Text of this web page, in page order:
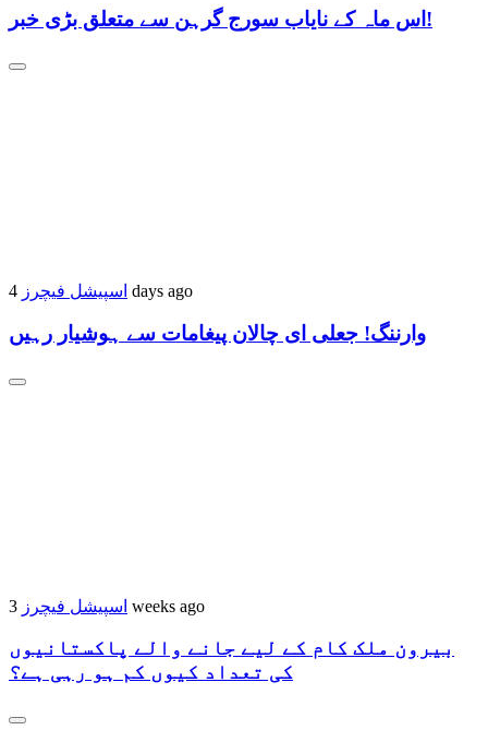
اس ماہ کے نایاب سورج گرہن سے متعلق بڑی خبر!
اسپیشل فیچرز 4 days ago
وارننگ! جعلی ای چالان پیغامات سے ہوشیار رہیں
اسپیشل فیچرز 3 weeks ago
بیرون ملک کام کے لیے جانے والے پاکستانیوں
کی تعداد کیوں کم ہو رہی ہے؟